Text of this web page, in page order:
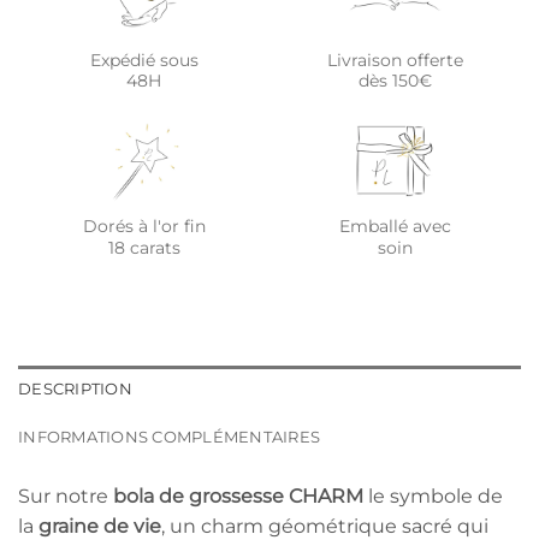
Expédié sous
48H
Livraison offerte
dès 150€
Dorés à l'or fin
18 carats
Emballé avec
soin
DESCRIPTION
INFORMATIONS COMPLÉMENTAIRES
Sur notre bola de grossesse CHARM le symbole de
la graine de vie, un charm géométrique sacré qui